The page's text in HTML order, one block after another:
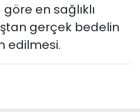
en sağlıklı
gerçek bedelin
edilmesi.